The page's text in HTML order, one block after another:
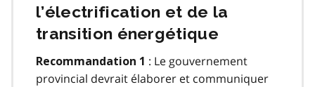
l’électrification et de la
transition énergétique
Recommandation 1 : Le gouvernement
provincial devrait élaborer et communiquer